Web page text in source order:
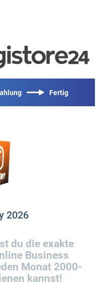
Fertig
2026
du die exakte
Business
Monat 2000-
kannst!